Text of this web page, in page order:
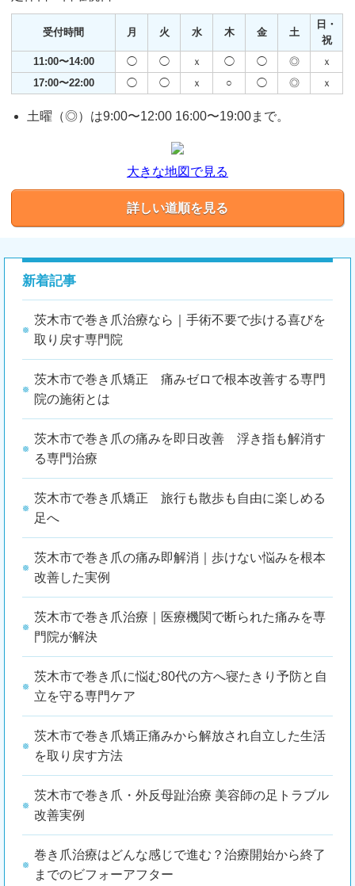
受付時間 月 火 水 木 金 土
日・
祝
11:00〜14:00
◯ ◯ ｘ ◯ ◯ ◎
ｘ
17:00〜22:00
◯ ◯ ｘ ○ ◯ ◎ ｘ
土曜（◎）は9:00〜12:00 16:00〜19:00まで。
大きな地図で見る
詳しい道順を見る
新着記事
茨木市で巻き爪治療なら｜手術不要で歩ける喜びを
取り戻す専門院
茨木市で巻き爪矯正 痛みゼロで根本改善する専門
院の施術とは
茨木市で巻き爪の痛みを即日改善 浮き指も解消す
る専門治療
茨木市で巻き爪矯正 旅行も散歩も自由に楽しめる
足へ
茨木市で巻き爪の痛み即解消｜歩けない悩みを根本
改善した実例
茨木市で巻き爪治療｜医療機関で断られた痛みを専
門院が解決
茨木市で巻き爪に悩む80代の方へ寝たきり予防と自
立を守る専門ケア
茨木市で巻き爪矯正痛みから解放され自立した生活
を取り戻す方法
茨木市で巻き爪・外反母趾治療 美容師の足トラブル
改善実例
巻き爪治療はどんな感じで進む？治療開始から終了
までのビフォーアフター